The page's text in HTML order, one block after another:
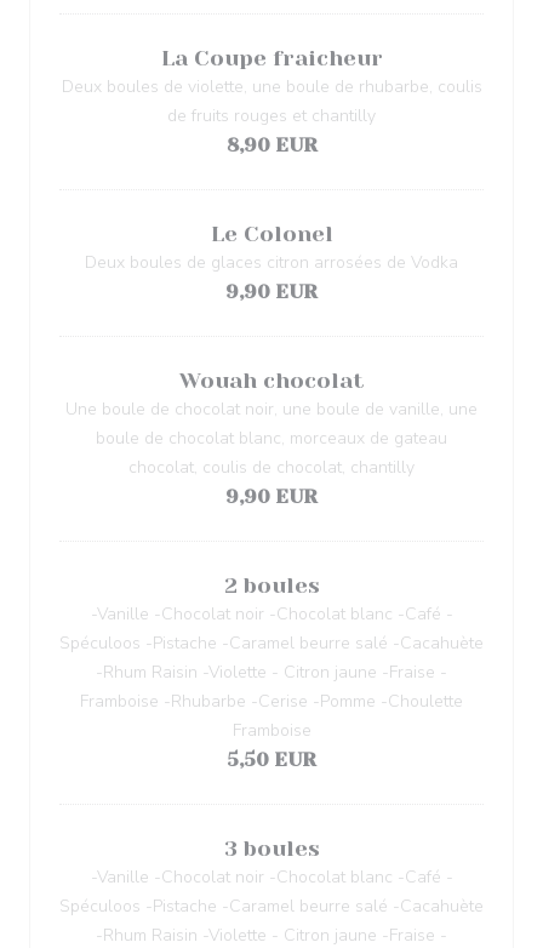
La Coupe fraicheur
Deux boules de violette, une boule de rhubarbe, coulis
de fruits rouges et chantilly
8,90 EUR
Le Colonel
Deux boules de glaces citron arrosées de Vodka
9,90 EUR
Wouah chocolat
Une boule de chocolat noir, une boule de vanille, une
boule de chocolat blanc, morceaux de gateau
chocolat, coulis de chocolat, chantilly
9,90 EUR
2 boules
-Vanille -Chocolat noir -Chocolat blanc -Café -
Spéculoos -Pistache -Caramel beurre salé -Cacahuète
-Rhum Raisin -Violette - Citron jaune -Fraise -
Framboise -Rhubarbe -Cerise -Pomme -Choulette
Framboise
5,50 EUR
3 boules
-Vanille -Chocolat noir -Chocolat blanc -Café -
Spéculoos -Pistache -Caramel beurre salé -Cacahuète
-Rhum Raisin -Violette - Citron jaune -Fraise -